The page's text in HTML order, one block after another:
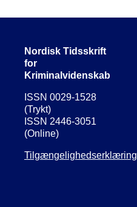
Nordisk Tidsskrift
for
Kriminalvidenskab
ISSN 0029-1528
(Trykt)
ISSN 2446-3051
(Online)
Tilgængelighedserklæring